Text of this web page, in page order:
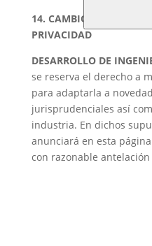
14. CAMBIOS EN LA
PRIVACIDAD
DESARROLLO DE
se reserva el derecho a
para adaptarla a
jurisprudenciales así
industria. En dichos
anunciará en esta
con razonable